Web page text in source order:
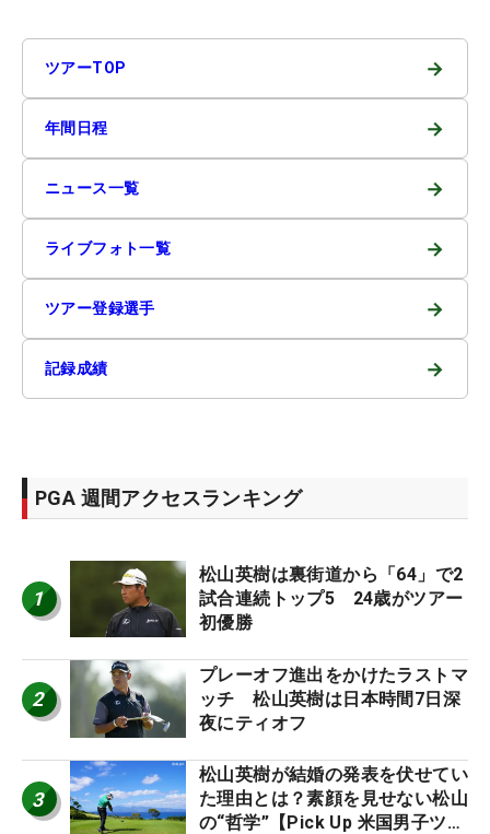
ツアーTOP →
年間日程 →
ニュース一覧 →
ライブフォト一覧 →
ツアー登録選手 →
記録成績 →
PGA 週間アクセスランキング
1
松山英樹は裏街道から「64」で2
試合連続トップ5 24歳がツアー
初優勝
2
プレーオフ進出をかけたラストマ
ッチ 松山英樹は日本時間7日深
夜にティオフ
3
松山英樹が結婚の発表を伏せてい
た理由とは？素顔を見せない松山
の“哲学”【Pick Up 米国男子ツア